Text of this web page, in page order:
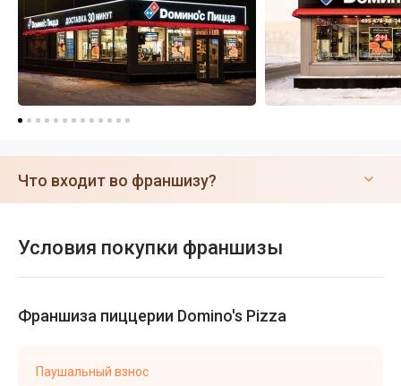
Что входит во франшизу?
Условия покупки франшизы
Франшиза пиццерии Domino's Pizza
Паушальный взнос